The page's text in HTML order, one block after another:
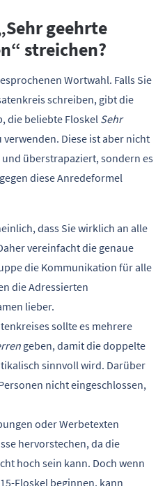
geehrte
streichen?
Wortwahl. Falls Sie
schreiben, gibt die
die beliebte Floskel Sehr
verwenden. Diese ist aber nicht
überstrapaziert, sondern es
diese Anredeformel
dass Sie wirklich an alle
vereinfacht die genaue
die Kommunikation für alle
die Adressierten
lieber.
sollte es mehrere
geben, damit die doppelte
sinnvoll wird. Darüber
nicht eingeschlossen,
oder Werbetexten
hervorstechen, da die
hoch sein kann. Doch wenn
Floskel beginnen, kann